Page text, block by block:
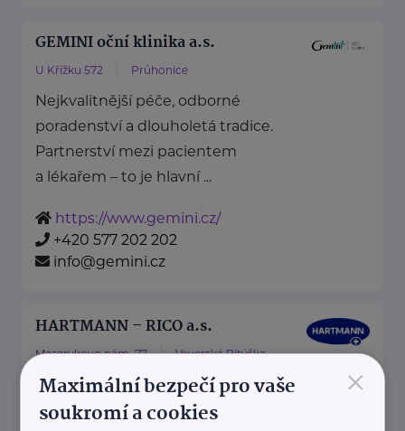
GEMINI oční klinika a.s.
U Křížku 572 Průhonice
Nejkvalitnější péče, odborné
poradenství a dlouholetá tradice.
Partnerství mezi pacientem
a lékařem – to je hlavní ...
https://www.gemini.cz/
+420 577 202 202
info@gemini.cz
HARTMANN – RICO a.s.
Masarykovo nám. 77 Veverská Bítýška
×
Maximální bezpečí pro vaše
soukromí a cookies